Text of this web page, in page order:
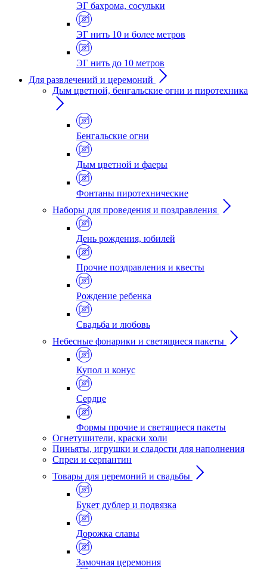
ЭГ бахрома, сосульки
ЭГ нить 10 и более метров
ЭГ нить до 10 метров
Для развлечений и церемоний
Дым цветной, бенгальские огни и пиротехника
Бенгальские огни
Дым цветной и фаеры
Фонтаны пиротехнические
Наборы для проведения и поздравления
День рождения, юбилей
Прочие поздравления и квесты
Рождение ребенка
Свадьба и любовь
Небесные фонарики и светящиеся пакеты
Купол и конус
Сердце
Формы прочие и светящиеся пакеты
Огнетушители, краски холи
Пиньяты, игрушки и сладости для наполнения
Спреи и серпантин
Товары для церемоний и свадьбы
Букет дублер и подвязка
Дорожка славы
Замочная церемония